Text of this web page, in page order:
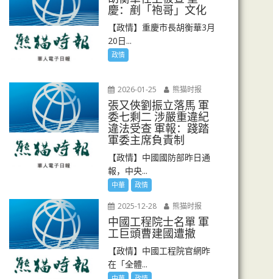
慶：剷「袍哥」文化
【政情】重慶市長胡衡華3月
20日...
政情
2026-01-25 熊猫时报
張又俠劉振立落馬 軍
委七剩二 涉嚴重違紀
違法受查 軍報：踐踏
軍委主席負責制
【政情】中國國防部昨日通
報，中央...
中華 政情
2025-12-28 熊猫时报
中國工程院士名單 軍
工巨頭曹建國遭撤
【政情】中國工程院官網昨
在「全體...